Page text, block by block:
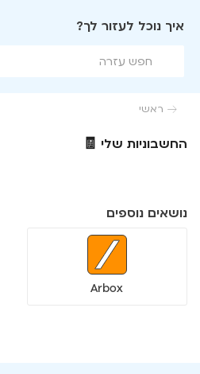
איך נוכל לעזור לך?
 ראשי
החשבוניות שלי 🧾
נושאים נוספים
Arbox